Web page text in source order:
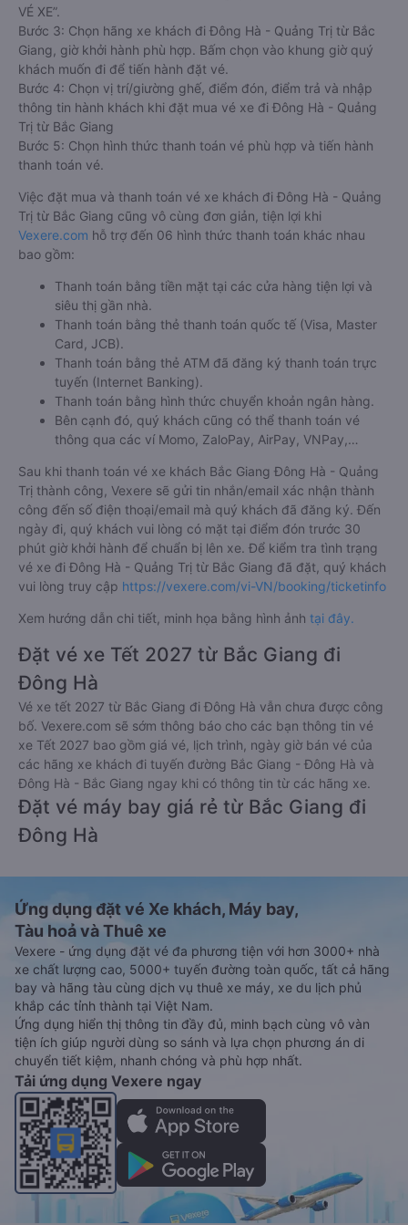
VÉ XE”.
Bước 3: Chọn hãng xe khách đi Đông Hà - Quảng Trị từ Bắc
Giang, giờ khởi hành phù hợp. Bấm chọn vào khung giờ quý
khách muốn đi để tiến hành đặt vé.
Bước 4: Chọn vị trí/giường ghế, điểm đón, điểm trả và nhập
thông tin hành khách khi đặt mua vé xe đi Đông Hà - Quảng
Trị từ Bắc Giang
Bước 5: Chọn hình thức thanh toán vé phù hợp và tiến hành
thanh toán vé.
Việc đặt mua và thanh toán vé xe khách đi Đông Hà - Quảng
Trị từ Bắc Giang cũng vô cùng đơn giản, tiện lợi khi
Vexere.com hỗ trợ đến 06 hình thức thanh toán khác nhau
bao gồm:
Thanh toán bằng tiền mặt tại các cửa hàng tiện lợi và
siêu thị gần nhà.
Thanh toán bằng thẻ thanh toán quốc tế (Visa, Master
Card, JCB).
Thanh toán bằng thẻ ATM đã đăng ký thanh toán trực
tuyến (Internet Banking).
Thanh toán bằng hình thức chuyển khoản ngân hàng.
Bên cạnh đó, quý khách cũng có thể thanh toán vé
thông qua các ví Momo, ZaloPay, AirPay, VNPay,…
Sau khi thanh toán vé xe khách Bắc Giang Đông Hà - Quảng
Trị thành công, Vexere sẽ gửi tin nhắn/email xác nhận thành
công đến số điện thoại/email mà quý khách đã đăng ký. Đến
ngày đi, quý khách vui lòng có mặt tại điểm đón trước 30
phút giờ khởi hành để chuẩn bị lên xe. Để kiểm tra tình trạng
vé xe đi Đông Hà - Quảng Trị từ Bắc Giang đã đặt, quý khách
vui lòng truy cập https://vexere.com/vi-VN/booking/ticketinfo
Xem hướng dẫn chi tiết, minh họa bằng hình ảnh tại đây.
Đặt vé xe Tết 2027 từ Bắc Giang đi
Đông Hà
Vé xe tết 2027 từ Bắc Giang đi Đông Hà vẫn chưa được công
bố. Vexere.com sẽ sớm thông báo cho các bạn thông tin vé
xe Tết 2027 bao gồm giá vé, lịch trình, ngày giờ bán vé của
các hãng xe khách đi tuyến đường Bắc Giang - Đông Hà và
Đông Hà - Bắc Giang ngay khi có thông tin từ các hãng xe.
Đặt vé máy bay giá rẻ từ Bắc Giang đi
Đông Hà
Ứng dụng đặt vé Xe khách, Máy bay,
Tàu hoả và Thuê xe
Vexere - ứng dụng đặt vé đa phương tiện với hơn 3000+ nhà
xe chất lượng cao, 5000+ tuyến đường toàn quốc, tất cả hãng
bay và hãng tàu cùng dịch vụ thuê xe máy, xe du lịch phủ
khắp các tỉnh thành tại Việt Nam.
Ứng dụng hiển thị thông tin đầy đủ, minh bạch cùng vô vàn
tiện ích giúp người dùng so sánh và lựa chọn phương án di
chuyển tiết kiệm, nhanh chóng và phù hợp nhất.
Tải ứng dụng Vexere ngay